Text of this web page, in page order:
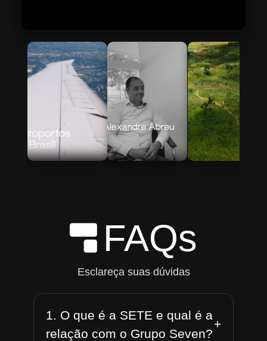
FAQs
Esclareça suas dúvidas
1. O que é a SETE e qual é a
relação com o Grupo Seven?
+